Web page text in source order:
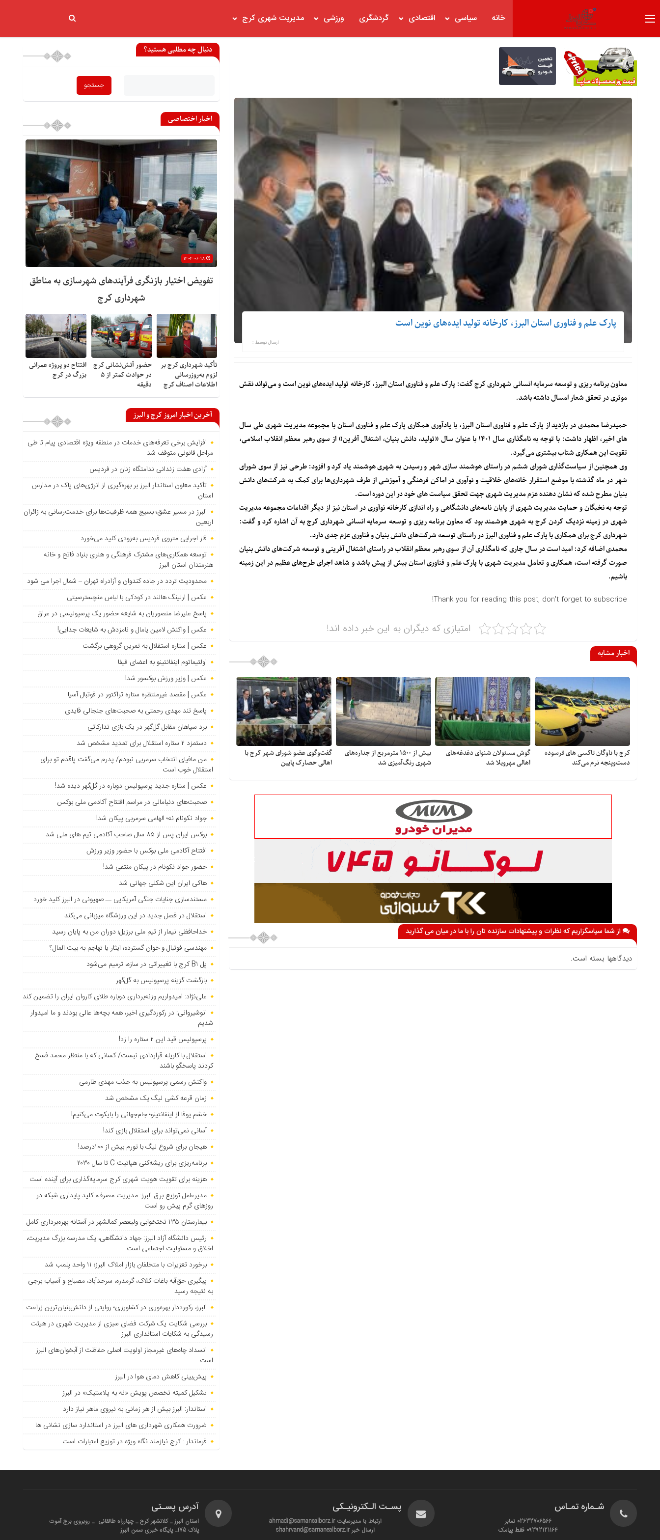
خانه سیاسی اقتصادی گردشگری ورزشی مدیریت شهری کرج
پارک علم و فناوری استان البرز، کارخانه تولید ایده‌های نوین است
ارسال توسط :
معاون برنامه ریزی و توسعه سرمایه انسانی شهرداری کرج گفت: پارک علم و فناوری استان البرز، کارخانه تولید ایده‌های نوین است و می‌تواند نقش
موثری در تحقق شعار امسال داشته باشد.
حمیدرضا محمدی در بازدید از پارک علم و فناوری استان البرز، با یادآوری همکاری پارک علم و فناوری استان با مجموعه مدیریت شهری طی سال
های اخیر، اظهار داشت: با توجه به نامگذاری سال ۱۴۰۱ با عنوان سال «تولید، دانش بنیان، اشتغال آفرین» از سوی رهبر معظم انقلاب اسلامی،
تقویت این همکاری شتاب بیشتری می‌گیرد.
وی همچنین از سیاست‌گذاری شورای ششم در راستای هوشمند سازی شهر و رسیدن به شهری هوشمند یاد کرد و افزود: طرحی نیز از سوی شورای
شهر در ماه گذشته با موضع استقرار خانه‌های خلاقیت و نوآوری در اماکن فرهنگی و آموزشی از طرف شهرداری‌ها برای کمک به شرکت‌های دانش
بنیان مطرح شده که نشان دهنده عزم مدیریت شهری جهت تحقق سیاست های خود در این دوره است.
توجه به نخبگان و حمایت مدیریت شهری از پایان نامه‌های دانشگاهی و راه اندازی کارخانه نوآوری در استان نیز از دیگر اقدامات مجموعه مدیریت
شهری در زمینه نزدیک کردن کرج به شهری هوشمند بود که معاون برنامه ریزی و توسعه سرمایه انسانی شهرداری کرج به آن اشاره کرد و گفت:
شهرداری کرج برای همکاری با پارک علم و فناوری البرز در راستای توسعه شرکت‌های دانش بنیان و فناوری عزم جدی دارد.
محمدی اضافه کرد: امید است در سال جاری که نامگذاری آن از سوی رهبر معظم انقلاب در راستای اشتغال آفرینی و توسعه شرکت‌های دانش بنیان
صورت گرفته است، همکاری و تعامل مدیریت شهری با پارک علم و فناوری استان بیش از پیش باشد و شاهد اجرای طرح‌های عظیم در این زمینه
باشیم.
Thank you for reading this post, don't forget to subscribe!
امتیازی که دیگران به این خبر داده اند!
اخبار مشابه
کرج با ناوگان تاکسی های فرسوده
دست‌وپنجه نرم می‌کند
گوش مسئولان شنوای دغدغه‎‌های
اهالی مهرویلا شد
بیش از ۱۵۰۰ مترمربع از جداره‌های
شهری رنگ‌آمیزی شد
گفت‌وگوی عضو شورای شهر کرج با
اهالی حصارک پایین
از شما سپاسگزاریم که نظرات و پیشنهادات سازنده تان را با ما در میان می گذارید
دیدگاهها بسته است.
دنبال چه مطلبی هستید؟
اخبار اختصاصی
تفویض اختیار بازنگری فرآیندهای شهرسازی به مناطق
شهرداری کرج
تأکید شهرداری کرج بر
لزوم به‌روزرسانی
اطلاعات اصناف کرج
حضور آتش‌نشانی کرج
در حوادث کمتر از ۵
دقیقه
افتتاح دو پروژه عمرانی
بزرگ در کرج
آخرین اخبار امروز کرج و البرز
افزایش برخی تعرفه‌های خدمات در منطقه ویژه اقتصادی پیام تا طی
مراحل قانونی متوقف شد
آزادی هفت زندانی ندامتگاه زنان در فردیس
تأکید معاون استاندار البرز بر بهره‌گیری از انرژی‌های پاک در مدارس
استان
البرز در مسیر عشق؛ بسیج همه ظرفیت‌ها برای خدمت‌رسانی به زائران
اربعین
فاز اجرایی متروی فردیس به‌زودی کلید می‌خورد
توسعه همکاری‌های مشترک فرهنگی و هنری بنیاد فاتح و خانه
هنرمندان استان البرز
محدودیت تردد در جاده کندوان و آزادراه تهران – شمال اجرا می شود
عکس | ارلینگ هالند در کودکی با لباس منچسترسیتی
پاسخ علیرضا منصوریان به شایعه حضور یک پرسپولیسی در عراق
عکس | واکنش لامین یامال و نامزدش به شایعات جدایی!
عکس | ستاره استقلال به تمرین گروهی برگشت
اولتیماتوم اینفانتینو به اعضای فیفا
عکس | وزیر ورزش بوکسور شد!
عکس | مقصد غیرمنتظره ستاره تراکتور در فوتبال آسیا
پاسخ تند مهدی رحمتی به صحبت‌های جنجالی قایدی
برد سپاهان مقابل گل‌گهر در یک بازی تدارکاتی
دستمزد ۲ ستاره استقلال برای تمدید مشخص شد
من مافیای انتخاب سرمربی نبودم/ پدرم می‌گفت پاقدم تو برای
استقلال خوب است
عکس | ستاره جدید پرسپولیس دوباره در گل‌گهر دیده شد!
صحبت‌های دنیامالی در مراسم افتتاح آکادمی ملی بوکس
جواد نکونام نه؛ الهامی سرمربی پیکان شد!
بوکس ایران پس از ۸۵ سال صاحب آکادمی تیم های ملی شد
افتتاح آکادمی ملی بوکس با حضور وزیر ورزش
حضور جواد نکونام در پیکان منتفی شد!
هاکی ایران این شکلی جهانی شد
مستندسازی جنایات جنگی آمریکایی ــ صهیونی در البرز کلید خورد
استقلال در فصل جدید در این ورزشگاه میزبانی می‌کند
خداحافظی نیمار از تیم ملی برزیل؛ دوران من به پایان رسید
مهندسی فوتبال و خوان گسترده؛ ایثار یا تهاجم به بیت المال؟
پل B۱ کرج با تغییراتی در سازه، ترمیم می‌شود
بازگشت گزینه پرسپولیس به ‌گل‌گهر
علی‌نژاد: امیدواریم وزنه‌برداری دوباره طلای کاروان ایران را تضمین کند
انوشیروانی: در رکوردگیری اخیر، همه بچه‌ها عالی بودند و ما امیدوار
شدیم
پرسپولیس قید این ۲ ستاره را زد!
استقلال با کاریله قراردادی نبست/ کسانی که با منتظر محمد فسخ
کردند پاسخگو باشند
واکنش رسمی پرسپولیس به جذب مهدی طارمی
زمان قرعه کشی لیگ یک مشخص شد
خشم یوفا از اینفانتینو؛ جام‌جهانی را بایکوت می‌کنیم!
آسانی نمی‌تواند برای استقلال بازی کند!
هیجان برای شروع لیگ با تورم بیش از ۱۰۰درصد!
برنامه‌ریزی برای ریشه‌کنی هپاتیت C تا سال ۲۰۳۰
هزینه برای تقویت هویت شهری کرج سرمایه‌گذاری برای آینده است
مدیرعامل توزیع برق البرز: مدیریت مصرف، کلید پایداری شبکه در
روزهای گرم پیش رو است
بیمارستان ۱۳۵ تختخوابی ولیعصر کمالشهر در آستانه بهره‌برداری کامل
رئیس دانشگاه آزاد البرز: جهاد دانشگاهی، یک مدرسه بزرگ مدیریت،
اخلاق و مسئولیت اجتماعی است
برخورد تعزیرات با متخلفان بازار املاک البرز؛ ۱۱ واحد پلمب شد
پیگیری حق‌آبه باغات کلاک، گرمدره، سرحدآباد، مصباح و آسیاب برجی
به نتیجه رسید
البرز، رکورددار بهره‌وری در کشاورزی؛ روایتی از دانش‌بنیان‌ترین زراعت
بررسی شکایت یک شرکت فضای سبزی از مدیریت شهری در هیئت
رسیدگی به شکایات استانداری البرز
انسداد چاه‌های غیرمجاز اولویت اصلی حفاظت از آبخوان‌های البرز
است
پیش‌بینی کاهش دمای هوا در البرز
تشکیل کمیته تخصص پویش «نه به پلاستیک» در البرز
استاندار: البرز بیش از هر زمانی به نیروی ماهر نیاز دارد
ضرورت همکاری شهرداری های البرز در استاندارد سازی نشانی ها
فرماندار : کرج نیازمند نگاه ویژه در توزیع اعتبارات است
شـماره تمـاس
02632706566 نمابر
09392121164 فقط پیامک
پسـت الـکترونیـکی
ارتباط با مدیرسایت ahmadi@samanealborz.ir
ارسال خبر shahrvand@samanealborz.ir
آدرس پسـتی
استان البرز _ کلانشهر کرج _ چهارراه طالقانی _ روبروی برج آموت
پلاک 175_ پایگاه خبری سمن البرز